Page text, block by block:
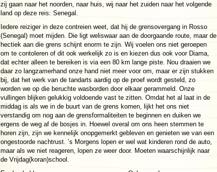
zij gaan naar het noorden, naar huis, wij naar het zuiden naar het volgende
land op deze reis: Senegal.
Iedere reiziger in deze contreien weet, dat hij de grensovergang in Rosso
(Senegal) moet mijden. Die ligt weliswaar aan de doorgaande route, maar de
hectiek aan die grens schijnt enorm te zijn. Wij voelen ons niet geroepen
om te contoleren of dit ook werkelijk zo is en kiezen dus ook voor Diama,
dat echter alleen te bereiken is via een 80 km lange piste. Nou draaien we
daar zo langzamerhand onze hand niet meer voor om, maar er zijn stukken
bij, dat het werk van de tandarts aardig op de proef wordt gesteld, zo
worden we op die beruchte wasborden door elkaar gerammeld. Onze
vullingen blijken gelukkig voldoende vast te zitten. Omdat het al laat in de
middag is als we in de buurt van de grens komen, lijkt het ons niet
verstandig om nog aan de grensformaliteiten te beginnen en duiken we
ergens de weg af de bosjes in. Hoewel overal om ons heen stemmen te
horen zijn, zijn we kennelijk onopgemerkt gebleven en genieten we van een
ongestoorde nachtrust. ’s Morgens lopen er wel wat kinderen rond de auto,
maar als we niet reageren, lopen ze weer door. Moeten waarschijnlijk naar
de Vrijdag(koran)school.